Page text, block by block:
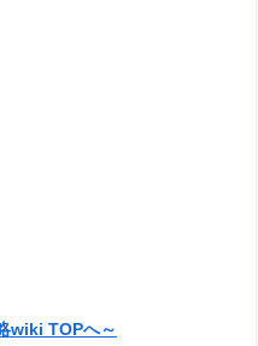
wiki TOPへ～